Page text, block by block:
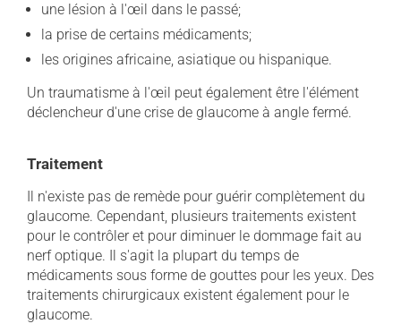
une lésion à l'œil dans le passé;
la prise de certains médicaments;
les origines africaine, asiatique ou hispanique.
Un traumatisme à l'œil peut également être l'élément
déclencheur d'une crise de glaucome à angle fermé.
Traitement
Il n'existe pas de remède pour guérir complètement du
glaucome. Cependant, plusieurs traitements existent
pour le contrôler et pour diminuer le dommage fait au
nerf optique. Il s'agit la plupart du temps de
médicaments sous forme de gouttes pour les yeux. Des
traitements chirurgicaux existent également pour le
glaucome.